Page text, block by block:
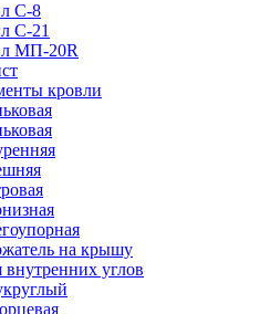
С-8
С-21
МП-20R
кровли
на крышу
углов